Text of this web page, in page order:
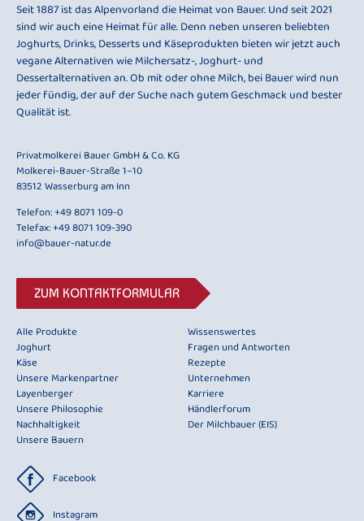
Seit 1887 ist das Alpenvorland die Heimat von Bauer. Und seit 2021
sind wir auch eine Heimat für alle. Denn neben unseren beliebten
Joghurts, Drinks, Desserts und Käseprodukten bieten wir jetzt auch
vegane Alternativen wie Milchersatz-, Joghurt- und
Dessertalternativen an. Ob mit oder ohne Milch, bei Bauer wird nun
jeder fündig, der auf der Suche nach gutem Geschmack und bester
Qualität ist.
Privatmolkerei Bauer GmbH & Co. KG
Molkerei-Bauer-Straße 1–10
83512 Wasserburg am Inn
Telefon:+49 8071 109-0
Telefax: +49 8071 109-390
info@bauer-natur.de
ZUM KONTAKTFORMULAR
Alle Produkte
Joghurt
Käse
Unsere Markenpartner
Layenberger
Unsere Philosophie
Nachhaltigkeit
Unsere Bauern
Wissenswertes
Fragen und Antworten
Rezepte
Unternehmen
Karriere
Händlerforum
Der Milchbauer (EIS)
Facebook
Instagram